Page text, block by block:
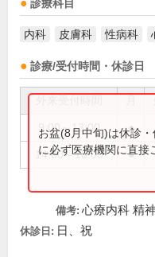
診療科目
内科 皮膚科 性病科
診療/受付時間・休診日
9:00～13:00 ●
14:00～18:00 ●
お盆(8月中旬)は休診
に必ず医療機関に直接
備考: 心療内科 精
休診日: 日、祝